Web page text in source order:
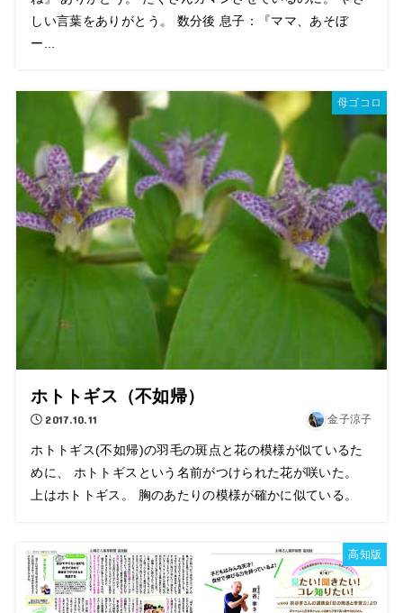
しい言葉をありがとう。 数分後 息子：『ママ、あそぼ
ー...
母ゴコロ
ホトトギス（不如帰）
2017.10.11 金子涼子
ホトトギス(不如帰)の羽毛の斑点と花の模様が似ているた
めに、 ホトトギスという名前がつけられた花が咲いた。
上はホトトギス。 胸のあたりの模様が確かに似ている。
高知版